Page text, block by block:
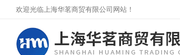
欢迎光临上海华茗商贸有限公司网站！